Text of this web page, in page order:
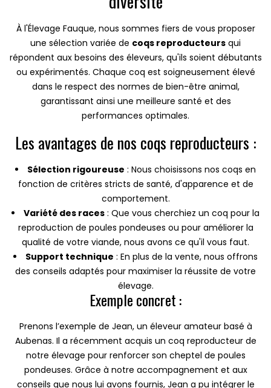
À l'Élevage Fauque, nous sommes fiers de vous proposer
une sélection variée de coqs reproducteurs qui
répondent aux besoins des éleveurs, qu'ils soient débutants
ou expérimentés. Chaque coq est soigneusement élevé
dans le respect des normes de bien-être animal,
garantissant ainsi une meilleure santé et des
performances optimales.
Les avantages de nos coqs reproducteurs :
Sélection rigoureuse : Nous choisissons nos coqs en
fonction de critères stricts de santé, d'apparence et de
comportement.
Variété des races : Que vous cherchiez un coq pour la
reproduction de poules pondeuses ou pour améliorer la
qualité de votre viande, nous avons ce qu'il vous faut.
Support technique : En plus de la vente, nous offrons
des conseils adaptés pour maximiser la réussite de votre
élevage.
Exemple concret :
Prenons l’exemple de Jean, un éleveur amateur basé à
Aubenas. Il a récemment acquis un coq reproducteur de
notre élevage pour renforcer son cheptel de poules
pondeuses. Grâce à notre accompagnement et aux
conseils que nous lui avons fournis, Jean a pu intégrer le